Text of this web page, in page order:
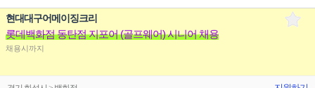
현대대구어메이징크리
롯데백화점 동탄점 지포어 (골프웨어) 시니어 채용
채용시까지